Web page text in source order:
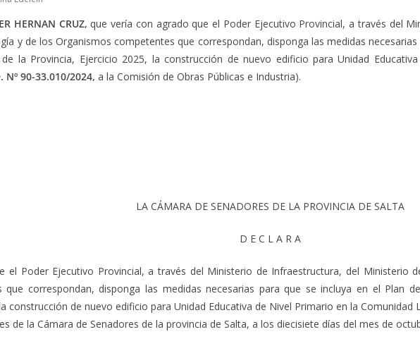
HERNAN CRUZ,que vería con agrado que el Poder Ejecutivo Provincial, a través del
y de los Organismos competentes que correspondan, disponga las medidas
la Provincia, Ejercicio 2025, la construcción de nuevo edificio para Unidad
Nº 90-33.010/2024, a la Comisión de Obras Públicas e Industria).
LA CÁMARA DE SENADORES DE LA PROVINCIA DE SALTA
D E C L A R A
el Poder Ejecutivo Provincial, a través del Ministerio de Infraestructura, del Ministerio
que correspondan, disponga las medidas necesarias para que se incluya en el Plan
construcción de nuevo edificio para Unidad Educativa de Nivel Primario en la Comunidad
de la Cámara de Senadores de la provincia de Salta, a los diecisiete días del mes de